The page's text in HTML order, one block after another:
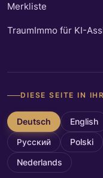
Merkliste
TraumImmo für KI-
DIESE SEITE IN
Deutsch English
Русский Polski
Nederlands